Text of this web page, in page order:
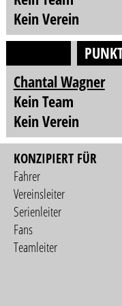
Kein Verein
Chantal Wagner
Kein Team
Kein Verein
KONZIPIERT FÜR
Fahrer
Vereinsleiter
Serienleiter
Fans
Teamleiter